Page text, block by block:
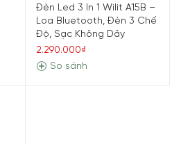
Đèn Led 3 In 1 Wilit A15B –
Loa Bluetooth, Đèn 3 Chế
Độ, Sạc Không Dây
2.290.000₫
So sánh